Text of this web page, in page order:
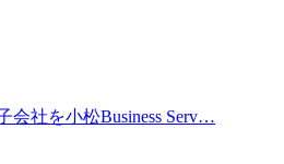
会社を小松Business Serv…